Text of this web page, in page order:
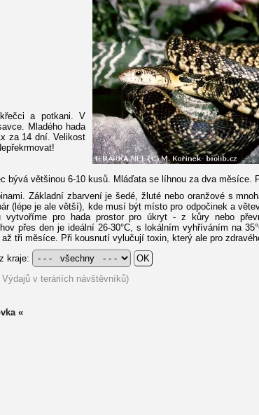
a potkani. V
Mladého hada
za 14 dní. Velikost
bývá většinou 6-10 kusů. Mláďata se líhnou za dva měsíce.
Základní zbarvení je šedé, žluté nebo oranžové s
(lépe je ale větší), kde musí být místo pro odpočinek a
vytvoříme pro hada prostor pro úkryt - z kůry nebo
přes den je ideální 26-30°C, s lokálním vyhříváním na
tři měsíce. Při kousnutí vylučují toxin, který ale pro
kraje:
v teráriích návštěvníků)
«